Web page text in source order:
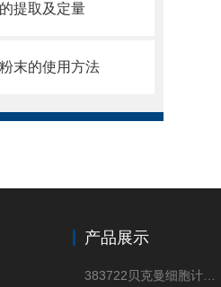
提取及定量
末的使用方法
产品展示